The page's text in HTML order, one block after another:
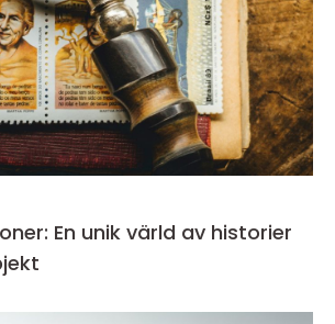
En unik värld av historier